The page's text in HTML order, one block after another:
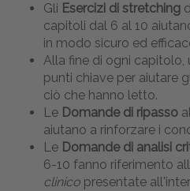
Gli Esercizi di stretching
capitoli dal 6 al 10
in modo sicuro ed
Alla fine di ogni capitolo,
punti chiave per aiutare
ciò che hanno letto.
Le Domande di ripasso
aiutano a rinforzare i
Le Domande di analisi
6-10 fanno riferimento
clinico presentate